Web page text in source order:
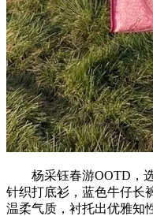
杨采钰春游OOTD，选
针织打底衫，蓝色牛仔长
温柔气质，衬托出优雅知